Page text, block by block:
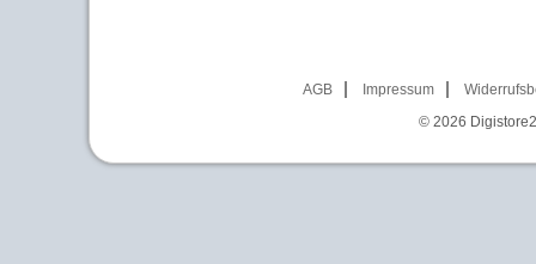
AGB Impressum
© 2026